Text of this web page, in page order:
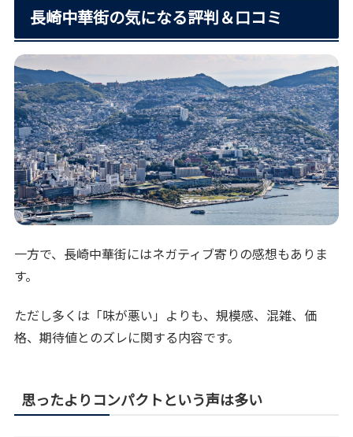
長崎中華街の気になる評判＆口コミ
一方で、長崎中華街にはネガティブ寄りの感想もありま
す。
ただし多くは「味が悪い」よりも、規模感、混雑、価
格、期待値とのズレに関する内容です。
思ったよりコンパクトという声は多い